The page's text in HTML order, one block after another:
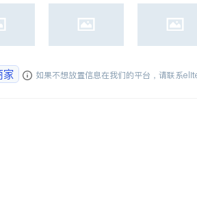
家 如果不想放置信息在我们的平台，请联系